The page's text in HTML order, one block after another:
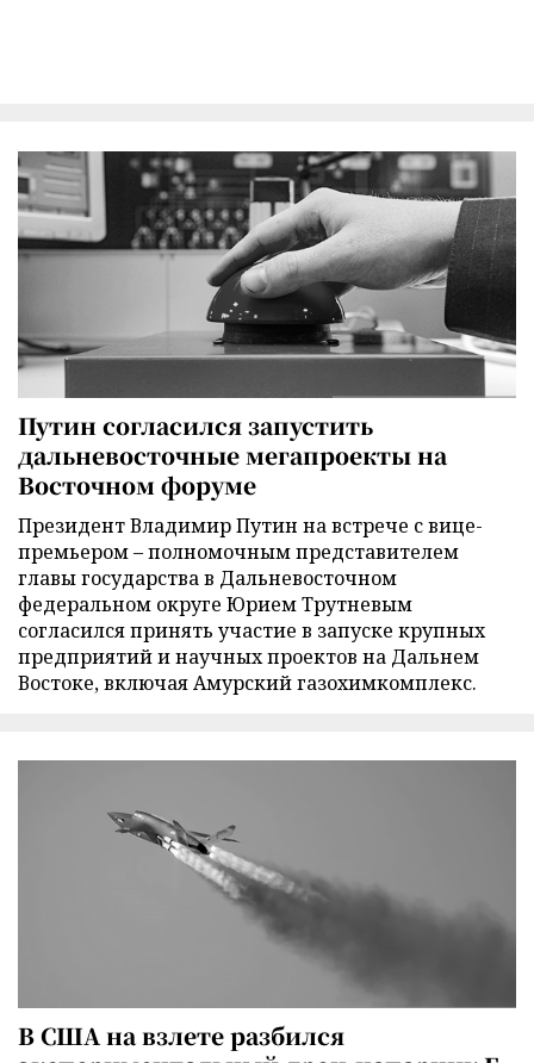
Путин согласился запустить
дальневосточные мегапроекты на
Восточном форуме
Президент Владимир Путин на встрече с вице-
премьером – полномочным представителем
главы государства в Дальневосточном
федеральном округе Юрием Трутневым
согласился принять участие в запуске крупных
предприятий и научных проектов на Дальнем
Востоке, включая Амурский газохимкомплекс.
В США на взлете разбился